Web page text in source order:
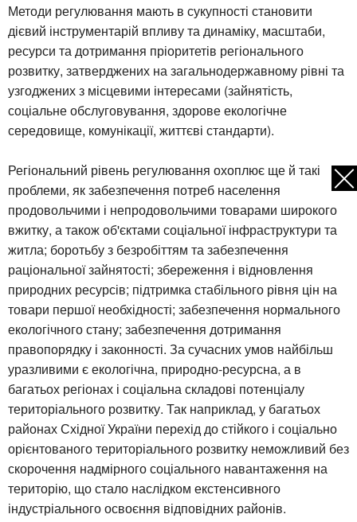
Методи регулювання мають в сукупності становити
дієвий інструментарій впливу та динаміку, масштаби,
ресурси та дотримання пріоритетів регіонального
розвитку, затверджених на загальнодержавному рівні та
узгоджених з місцевими інтересами (зайнятість,
соціальне обслуговування, здорове екологічне
середовище, комунікації, життєві стандарти).
Регіональний рівень регулювання охоплює ще й такі
проблеми, як забезпечення потреб населення
продовольчими і непродовольчими товарами широкого
вжитку, а також об'єктами соціальної інфраструктури та
житла; боротьбу з безробіттям та забезпечення
раціональної зайнятості; збереження і відновлення
природних ресурсів; підтримка стабільного рівня цін на
товари першої необхідності; забезпечення нормального
екологічного стану; забезпечення дотримання
правопорядку і законності. За сучасних умов найбільш
уразливими є екологічна, природно-ресурсна, а в
багатьох регіонах і соціальна складові потенціалу
територіального розвитку. Так наприклад, у багатьох
районах Східної України перехід до стійкого і соціально
орієнтованого територіального розвитку неможливий без
скорочення надмірного соціального навантаження на
територію, що стало наслідком екстенсивного
індустріального освоєння відповідних районів.